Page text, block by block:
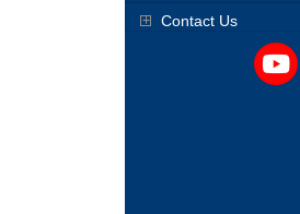
Contact Us